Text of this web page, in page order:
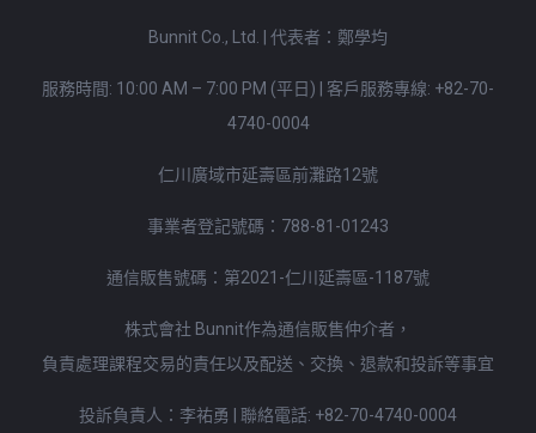
Bunnit Co., Ltd. | 代表者：鄭學均
服務時間: 10:00 AM – 7:00 PM (平日) 客戶服務專線: +82-70-
4740-0004
仁川廣域市延壽區前灘路12號
事業者登記號碼：788-81-01243
通信販售號碼：第2021-仁川延壽區-1187號
株式會社 Bunnit作為通信販售仲介者，
負責處理課程交易的責任以及配送、交換、退款和投訴等事宜
投訴負責人：李祐勇 | 聯絡電話: +82-70-4740-0004